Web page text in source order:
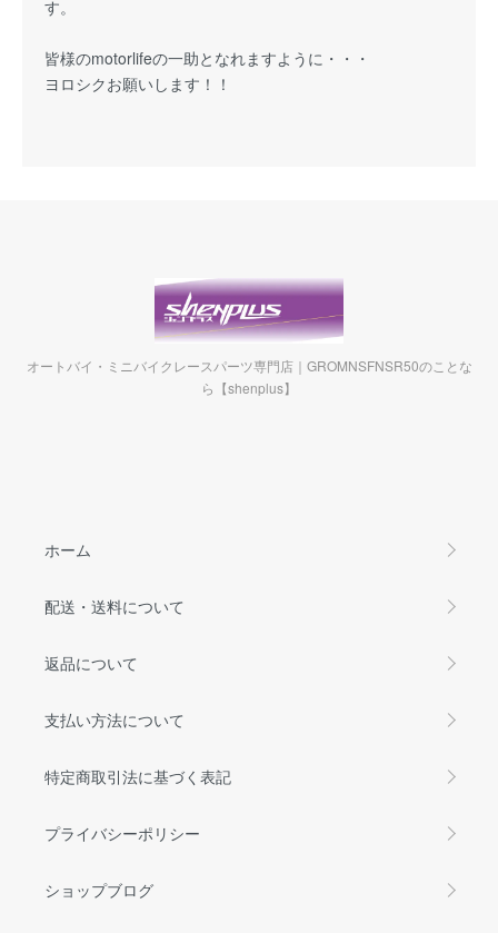
す。
皆様のmotorlifeの一助となれますように・・・
ヨロシクお願いします！！
オートバイ・ミニバイクレースパーツ専門店｜GROMNSFNSR50のことな
ら【shenplus】
ホーム
配送・送料について
返品について
支払い方法について
特定商取引法に基づく表記
プライバシーポリシー
ショップブログ